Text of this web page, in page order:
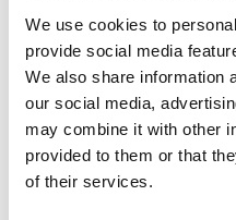
We use cookies to
provide social media
We also share information
our social media,
may combine it with other
provided to them or that
of their services.
Amerikassa. Suomisen
Helsingissä. Lue lisää:
Jakelu:
Nasdaq Helsinki
Keskeiset
www.suominen.fi